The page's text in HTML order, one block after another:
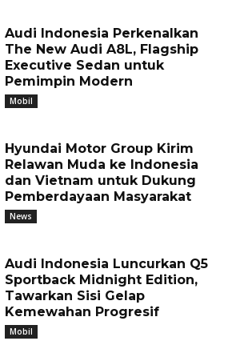
Audi Indonesia Perkenalkan
The New Audi A8L, Flagship
Executive Sedan untuk
Pemimpin Modern
Mobil
Hyundai Motor Group Kirim
Relawan Muda ke Indonesia
dan Vietnam untuk Dukung
Pemberdayaan Masyarakat
News
Audi Indonesia Luncurkan Q5
Sportback Midnight Edition,
Tawarkan Sisi Gelap
Kemewahan Progresif
Mobil